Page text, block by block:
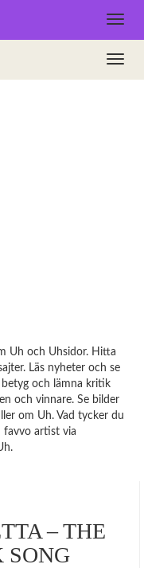
Uh och Uhsidor. Hitta
Läs nyheter och se
och lämna kritik
och vinnare. Se bilder
om Uh. Vad tycker du
favvo artist via
– THE
SONG